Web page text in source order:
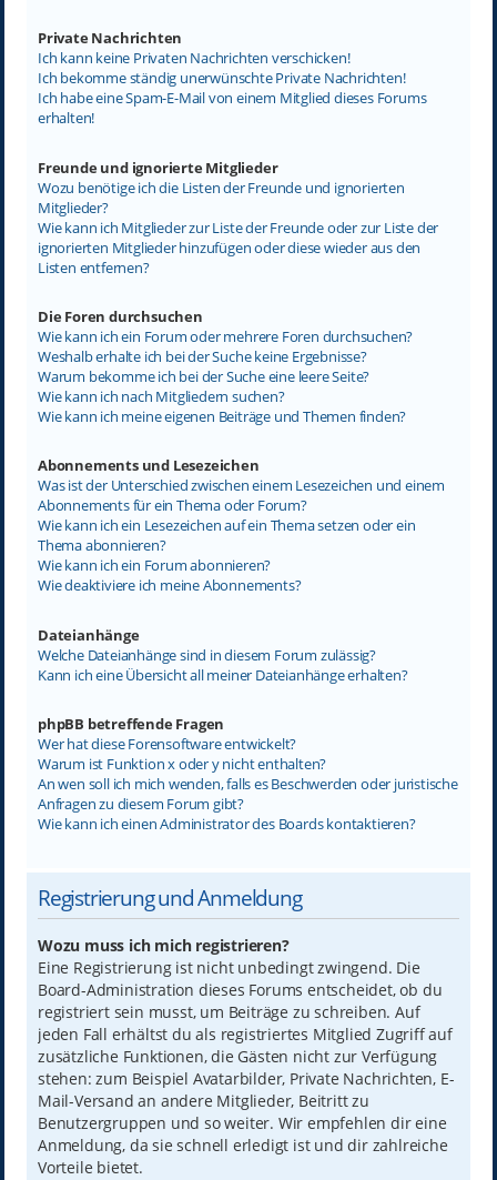
Private Nachrichten
Ich kann keine Privaten Nachrichten verschicken!
Ich bekomme ständig unerwünschte Private Nachrichten!
Ich habe eine Spam-E-Mail von einem Mitglied dieses Forums
erhalten!
Freunde und ignorierte Mitglieder
Wozu benötige ich die Listen der Freunde und ignorierten
Mitglieder?
Wie kann ich Mitglieder zur Liste der Freunde oder zur Liste der
ignorierten Mitglieder hinzufügen oder diese wieder aus den
Listen entfernen?
Die Foren durchsuchen
Wie kann ich ein Forum oder mehrere Foren durchsuchen?
Weshalb erhalte ich bei der Suche keine Ergebnisse?
Warum bekomme ich bei der Suche eine leere Seite?
Wie kann ich nach Mitgliedern suchen?
Wie kann ich meine eigenen Beiträge und Themen finden?
Abonnements und Lesezeichen
Was ist der Unterschied zwischen einem Lesezeichen und einem
Abonnements für ein Thema oder Forum?
Wie kann ich ein Lesezeichen auf ein Thema setzen oder ein
Thema abonnieren?
Wie kann ich ein Forum abonnieren?
Wie deaktiviere ich meine Abonnements?
Dateianhänge
Welche Dateianhänge sind in diesem Forum zulässig?
Kann ich eine Übersicht all meiner Dateianhänge erhalten?
phpBB betreffende Fragen
Wer hat diese Forensoftware entwickelt?
Warum ist Funktion x oder y nicht enthalten?
An wen soll ich mich wenden, falls es Beschwerden oder juristische
Anfragen zu diesem Forum gibt?
Wie kann ich einen Administrator des Boards kontaktieren?
Registrierung und Anmeldung
Wozu muss ich mich registrieren?
Eine Registrierung ist nicht unbedingt zwingend. Die
Board-Administration dieses Forums entscheidet, ob du
registriert sein musst, um Beiträge zu schreiben. Auf
jeden Fall erhältst du als registriertes Mitglied Zugriff auf
zusätzliche Funktionen, die Gästen nicht zur Verfügung
stehen: zum Beispiel Avatarbilder, Private Nachrichten, E-
Mail-Versand an andere Mitglieder, Beitritt zu
Benutzergruppen und so weiter. Wir empfehlen dir eine
Anmeldung, da sie schnell erledigt ist und dir zahlreiche
Vorteile bietet.